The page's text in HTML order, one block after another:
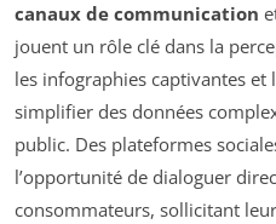
canaux de communication
jouent un rôle clé dans la
les infographies captivantes
simplifier des données
public. Des plateformes
l’opportunité de dialoguer
consommateurs, sollicitant